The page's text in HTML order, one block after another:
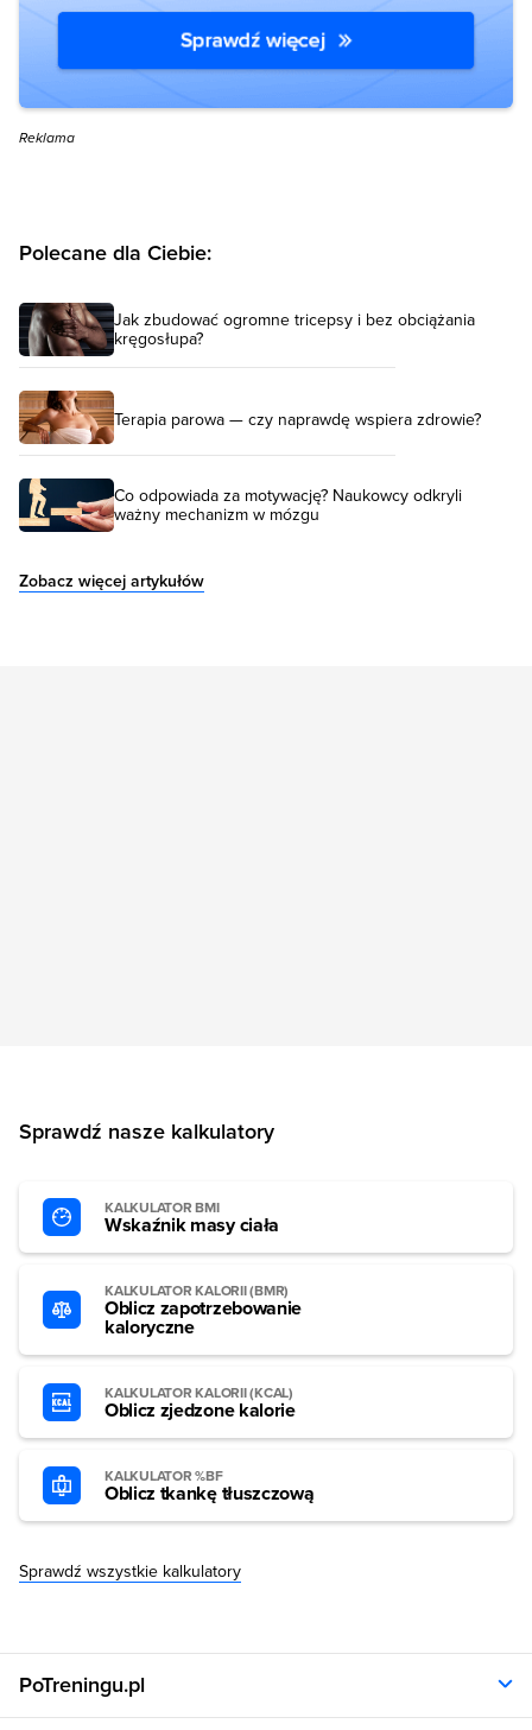
Reklama
Polecane dla Ciebie:
Jak zbudować ogromne tricepsy i bez obciążania
kręgosłupa?
Terapia parowa — czy naprawdę wspiera zdrowie?
Co odpowiada za motywację? Naukowcy odkryli
ważny mechanizm w mózgu
Zobacz więcej artykułów
Sprawdź nasze kalkulatory
KALKULATOR BMI
Wskaźnik masy ciała
KALKULATOR KALORII (BMR)
Oblicz zapotrzebowanie
kaloryczne
KALKULATOR KALORII (KCAL)
Oblicz zjedzone kalorie
KALKULATOR %BF
Oblicz tkankę tłuszczową
Sprawdź wszystkie kalkulatory
PoTreningu.pl